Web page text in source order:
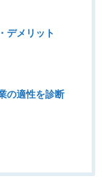
デメリット
の適性を診断